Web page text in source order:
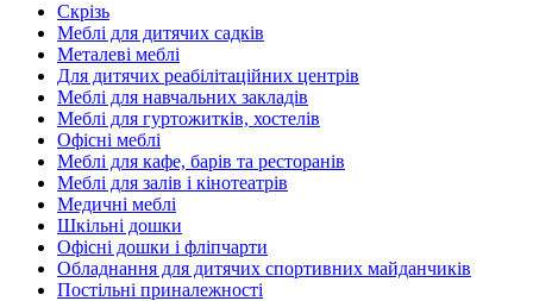
Скрізь
Меблі для дитячих садків
Металеві меблі
Для дитячих реабілітаційних центрів
Меблі для навчальних закладів
Меблі для гуртожитків, хостелів
Офісні меблі
Меблі для кафе, барів та ресторанів
Меблі для залів і кінотеатрів
Медичні меблі
Шкільні дошки
Офісні дошки і фліпчарти
Обладнання для дитячих спортивних майданчиків
Постільні приналежності